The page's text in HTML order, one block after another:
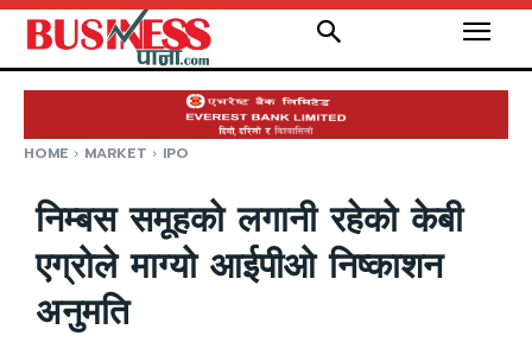
HOME MARKET IPO
निम्बस समूहको लगानी रहेको केबी
एग्रोले माग्यो आईपीओ निष्काशन
अनुमति